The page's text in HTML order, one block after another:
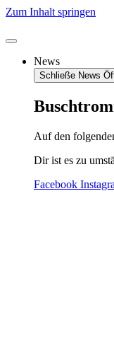
Zum Inhalt springen
News
Schließe News
Auf den
Dir ist es zu
Facebook